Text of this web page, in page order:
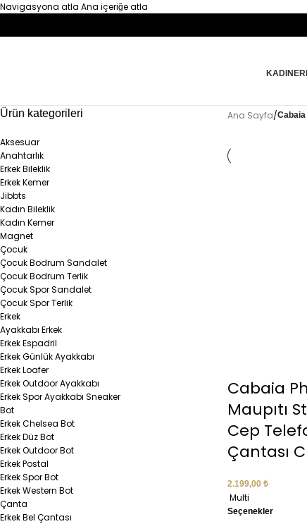
Navigasyona atla Ana içeriğe atla
KADIN
Ürün kategorileri
Aksesuar
Anahtarlık
Erkek Bileklik
Erkek Kemer
Jibbts
Kadın Bileklik
Kadın Kemer
Magnet
Çocuk
Çocuk Bodrum Sandalet
Çocuk Bodrum Terlik
Çocuk Spor Sandalet
Çocuk Spor Terlik
Erkek
Ayakkabı Erkek
Erkek Espadril
Erkek Günlük Ayakkabı
Erkek Loafer
Erkek Outdoor Ayakkabı
Erkek Spor Ayakkabı Sneaker
Bot
Erkek Chelsea Bot
Erkek Düz Bot
Erkek Outdoor Bot
Erkek Postal
Erkek Spor Bot
Erkek Western Bot
Çanta
Erkek Bel Çantası
Ana Sayfa/Cabaia
Cabaia
Maupıtı
Cep
Çantası
2.199,00 ₺
Multi
Seçenekler